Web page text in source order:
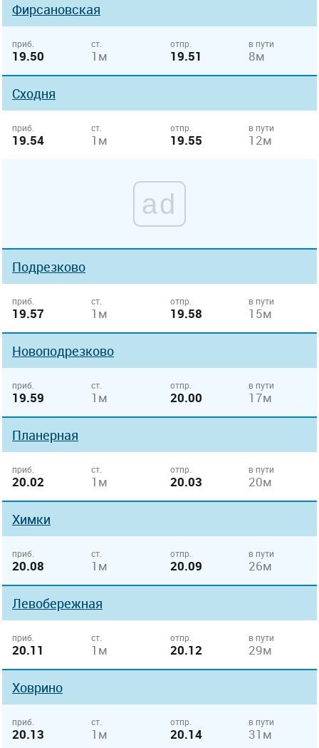
Фирсановская
приб.
19.50
ст.
1м
отпр.
19.51
в пути
8м
Сходня
приб.
19.54
ст.
1м
отпр.
19.55
в пути
12м
ad
Подрезково
приб.
19.57
ст.
1м
отпр.
19.58
в пути
15м
Новоподрезково
приб.
19.59
ст.
1м
отпр.
20.00
в пути
17м
Планерная
приб.
20.02
ст.
1м
отпр.
20.03
в пути
20м
Химки
приб.
20.08
ст.
1м
отпр.
20.09
в пути
26м
Левобережная
приб.
20.11
ст.
1м
отпр.
20.12
в пути
29м
Ховрино
приб.
20.13
ст.
1м
отпр.
20.14
в пути
31м